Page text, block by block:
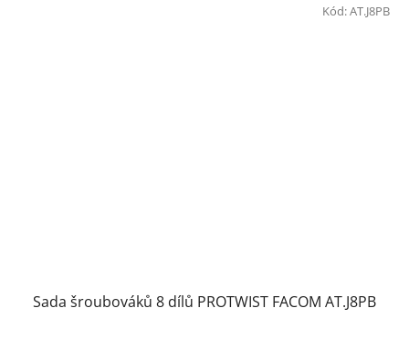
Sada šroubováků 8 dílů PROTWIST FACOM AT.J8PB
Kód:AT.J8PB